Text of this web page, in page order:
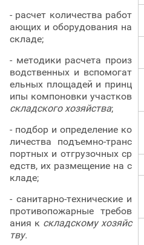
- расчет количества работ
ающих и оборудования на
складе;
- методики расчета произ
водственных и вспомогат
ельных площадей и принц
ипы компоновки участков
складского хозяйства;
- подбор и определение ко
личества подъемно-транс
портных и отгрузочных ср
едств, их размещение на с
кладе;
- санитарно-технические и
противопожарные требов
ания к складскому хозяйс
тву.